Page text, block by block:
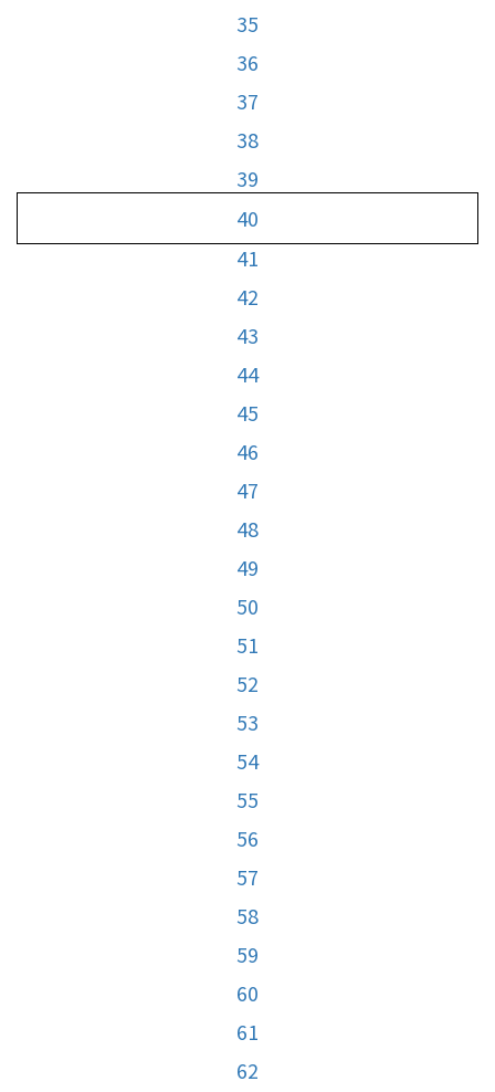
35
36
37
38
39
40
41
42
43
44
45
46
47
48
49
50
51
52
53
54
55
56
57
58
59
60
61
62